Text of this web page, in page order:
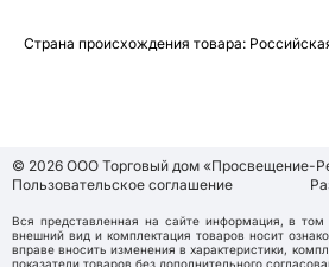
Страна происхождения товара:
© 2026 ООО Торговый дом «Просвещение-
Пользовательское соглашение
Вся представленная на сайте информация, в том
внешний вид и комплектация товаров носит
вправе вносить изменения в характеристики,
показатели товаров без дополнительного